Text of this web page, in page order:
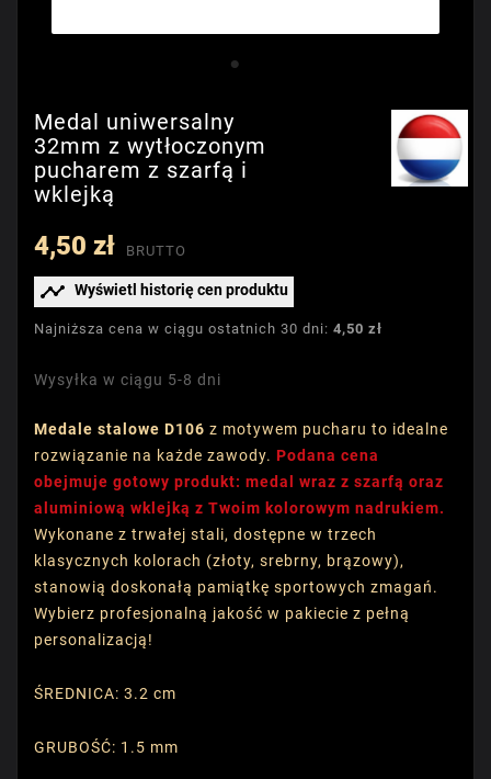
Medal uniwersalny
32mm z wytłoczonym
pucharem z szarfą i
wklejką
4,50 zł BRUTTO
 Wyświetl historię cen produktu
Najniższa cena w ciągu ostatnich 30 dni: 4,50 zł
Wysyłka w ciągu 5-8 dni
Medale stalowe D106 z motywem pucharu to idealne
rozwiązanie na każde zawody. Podana cena
obejmuje gotowy produkt: medal wraz z szarfą oraz
aluminiową wklejką z Twoim kolorowym nadrukiem.
Wykonane z trwałej stali, dostępne w trzech
klasycznych kolorach (złoty, srebrny, brązowy),
stanowią doskonałą pamiątkę sportowych zmagań.
Wybierz profesjonalną jakość w pakiecie z pełną
personalizacją!
ŚREDNICA: 3.2 cm
GRUBOŚĆ: 1.5 mm